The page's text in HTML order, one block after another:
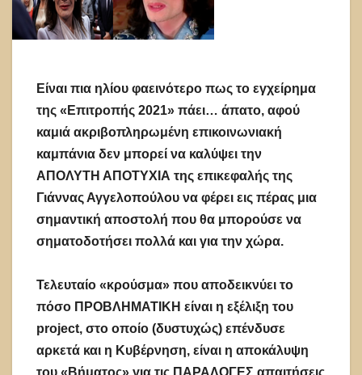
Είναι πια ηλίου φαεινότερο πως το εγχείρημα
της «Επιτροπής 2021» πάει… άπατο, αφού
καμιά ακριβοπληρωμένη επικοινωνιακή
καμπάνια δεν μπορεί να καλύψει την
ΑΠΟΛΥΤΗ ΑΠΟΤΥΧΙΑ της επικεφαλής της
Γιάννας Αγγελοπούλου να φέρει εις πέρας μια
σημαντική αποστολή που θα μπορούσε να
σηματοδοτήσει πολλά και για την χώρα.
Τελευταίο «κρούσμα» που αποδεικνύει το
πόσο ΠΡΟΒΛΗΜΑΤΙΚΗ είναι η εξέλιξη του
project, στο οποίο (δυστυχώς) επένδυσε
αρκετά και η Κυβέρνηση, είναι η αποκάλυψη